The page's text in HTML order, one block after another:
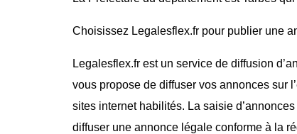
Choisissez Legalesflex.fr pour publier une
Legalesflex.fr est un service de diffusion
vous propose de diffuser vos annonces sur
sites internet habilités. La saisie
diffuser une annonce légale conforme à la